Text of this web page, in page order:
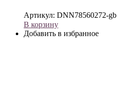
Артикул: DNN78560272-gb
В корзину
Добавить в избранное